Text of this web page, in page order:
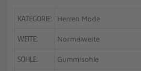
KATEGORIE: Herren Mode
WEITE: Normalweite
SOHLE: Gummisohle